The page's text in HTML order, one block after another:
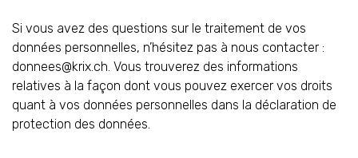
Si vous avez des questions sur le traitement de vos
données personnelles, n’hésitez pas à nous contacter :
donnees@krix.ch. Vous trouverez des informations
relatives à la façon dont vous pouvez exercer vos droits
quant à vos données personnelles dans la déclaration de
protection des données.